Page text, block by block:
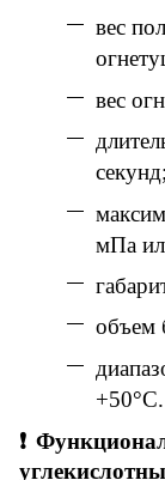
вес
вес
секунд;
мПа
объем
+50°C.
❗